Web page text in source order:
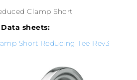
Clamp Short
Data sheets:
Short Reducing Tee Rev3